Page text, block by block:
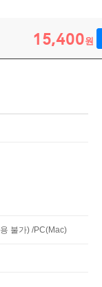
15,400원
불가) /PC(Mac)